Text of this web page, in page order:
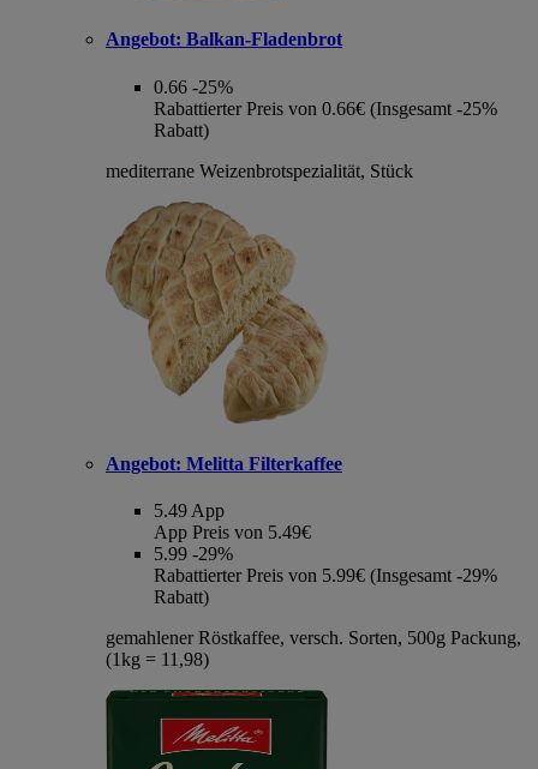
Angebot: Balkan-Fladenbrot
0.66 -25%
Rabattierter Preis von 0.66€ (Insgesamt -25%
Rabatt)
mediterrane Weizenbrotspezialität, Stück
Angebot: Melitta Filterkaffee
5.49 App
App Preis von 5.49€
5.99 -29%
Rabattierter Preis von 5.99€ (Insgesamt -29%
Rabatt)
gemahlener Röstkaffee, versch. Sorten, 500g Packung,
(1kg = 11,98)